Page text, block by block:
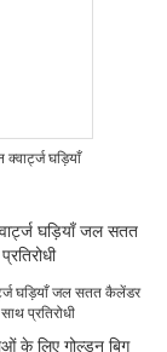
घड़ियाँ
घड़ियाँ जल सतत कैलेंडर
प्रतिरोधी